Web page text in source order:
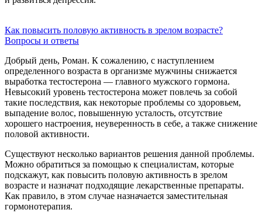
Как повысить половую активность в зрелом возрасте?
Вопросы и ответы
Добрый день, Роман. К сожалению, с наступлением
определенного возраста в организме мужчины снижается
выработка тестостерона — главного мужского гормона.
Невысокий уровень тестостерона может повлечь за собой
такие последствия, как некоторые проблемы со здоровьем,
выпадение волос, повышенную усталость, отсутствие
хорошего настроения, неуверенность в себе, а также снижение
половой активности.
Существуют несколько вариантов решения данной проблемы.
Можно обратиться за помощью к специалистам, которые
подскажут, как повысить половую активность в зрелом
возрасте и назначат подходящие лекарственные препараты.
Как правило, в этом случае назначается заместительная
гормонотерапия.